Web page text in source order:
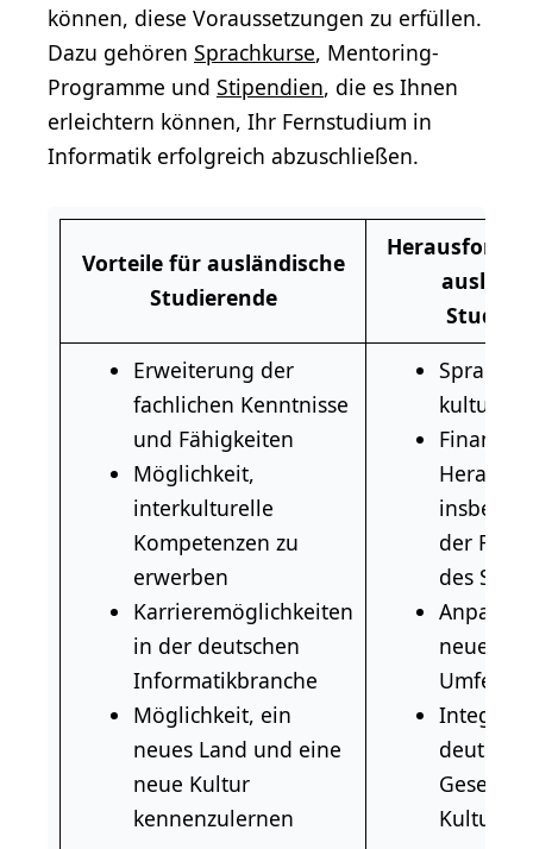
können, diese Voraussetzungen zu erfüllen.
Dazu gehören Sprachkurse, Mentoring-
Programme und Stipendien, die es Ihnen
erleichtern können, Ihr Fernstudium in
Informatik erfolgreich abzuschließen.
Vorteile für ausländische
Studierende
Erweiterung der
fachlichen Kenntnisse
und Fähigkeiten
Möglichkeit,
interkulturelle
Kompetenzen zu
erwerben
Karrieremöglichkeiten
in der deutschen
Informatikbranche
Möglichkeit, ein
neues Land und eine
neue Kultur
kennenzulernen
der
des
neues
Umfeld
deutsche
Kultur